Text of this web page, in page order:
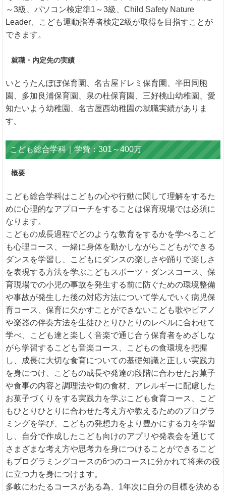
～3級、パソコン検定準1～3級、Child Safety Nature
Leader、こども運動指導者検定2級が取得を目指すことが
できます。
就職・内定先の実績
いとうたんぽぽ保育園、名古屋ドレミ保育園、半田同胞
園、多加良浦保育園、泉の杜保育園、三好桃山幼稚園、愛
知たいよう幼稚園、名古屋西幼稚園の就職実績がありま
す。
こども総合学科｜学費：301～400万
概要
こども総合学科はこどもの心や行動に関して理解をするた
めに心理的なアプローチをすることは保育現場では必須に
なります。
こどもの成長過程でどのような教育をするかを学べるこど
も心理コース、一緒に身体を動かしながらこどもができる
ダンスを学習し、こどもにダンスの楽しさや踊りで楽しさ
を表現する方法を学ぶこどもスポーツ・ダンスコース、保
育現場での小児の事故を発生する前に防ぐための環境整備
や事故が発生した後の対応方法について学んでいく病児保
育コース、保育に欠かすことができないこども歌やピアノ
や楽器の伴奏方法を生徒ひとりひとりのレベルに合わせて
学べ、こども達と楽しく音楽で通じ合う保育者をめざしな
がら学習するこども音楽コース、こどもの食環境を把握
し、成長に大切な食育についての基礎知識と正しい実践力
を身につけ、こどもの成長や発達の段階に合わせたお菓子
や食事の内容と調理法や旬の食材、アレルギーに配慮した
お菓子づくりをする実践力を学ぶこども食育コース、こど
もひとりひとりに合わせた考え方や教えるためのプログラ
ミングを学び、こどもの発想力をより豊かにする力を学習
し、自分で作成したこども向けのアプリや発表会を通じて
さまざまな考え方や思考力を身につけることができるこど
もプログラミングコースの6つのコースに分かれて将来の役
に立つ力を身につけます。
多岐にわたるコースがある為、1年次に自分の目標を決める